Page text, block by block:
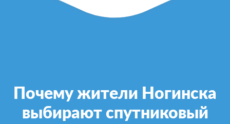
Почему жители Ногинска
выбирают спутниковый